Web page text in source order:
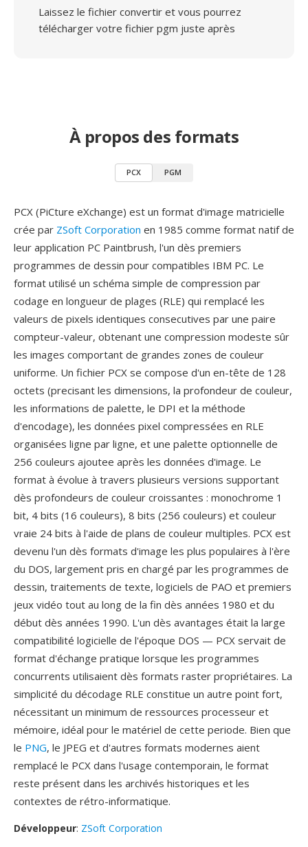
Laissez le fichier convertir et vous pourrez
télécharger votre fichier pgm juste après
À propos des formats
PCX PGM
PCX (PiCture eXchange) est un format d'image matricielle
crée par ZSoft Corporation en 1985 comme format natif de
leur application PC Paintbrush, l'un dès premiers
programmes de dessin pour compatibles IBM PC. Le
format utilisé un schéma simple de compression par
codage en longueur de plages (RLE) qui remplacé les
valeurs de pixels identiques consecutives par une paire
compteur-valeur, obtenant une compression modeste sûr
les images comportant de grandes zones de couleur
uniforme. Un fichier PCX se compose d'un en-tête de 128
octets (precisant les dimensions, la profondeur de couleur,
les informations de palette, le DPI et la méthode
d'encodage), les données pixel compressées en RLE
organisées ligne par ligne, et une palette optionnelle de
256 couleurs ajoutee après les données d'image. Le
format à évolue à travers plusieurs versions supportant
dès profondeurs de couleur croissantes : monochrome 1
bit, 4 bits (16 couleurs), 8 bits (256 couleurs) et couleur
vraie 24 bits à l'aide de plans de couleur multiples. PCX est
devenu l'un dès formats d'image les plus populaires à l'ère
du DOS, largement pris en chargé par les programmes de
dessin, traitements de texte, logiciels de PAO et premiers
jeux vidéo tout au long de la fin dès années 1980 et du
début dès années 1990. L'un dès avantages était la large
compatibilité logicielle de l'époque DOS — PCX servait de
format d'échange pratique lorsque les programmes
concurrents utilisaient dès formats raster propriétaires. La
simplicité du décodage RLE constitue un autre point fort,
nécessitant un minimum de ressources processeur et
mémoire, idéal pour le matériel de cette periode. Bien que
le PNG, le JPEG et d'autres formats modernes aient
remplacé le PCX dans l'usage contemporain, le format
reste présent dans les archivés historiques et les
contextes de rétro-informatique.
Développeur: ZSoft Corporation